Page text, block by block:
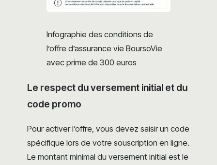
Infographie des conditions de
l’offre d’assurance vie BoursoVie
avec prime de 300 euros
Le respect du versement initial et du
code promo
Pour activer l’offre, vous devez saisir un code
spécifique lors de votre souscription en ligne.
Le montant minimal du versement initial est le